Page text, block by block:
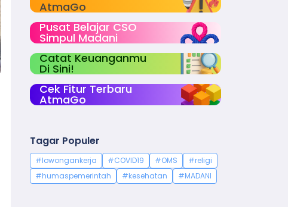
AtmaGo
Pusat Belajar CSO
Simpul Madani
Catat Keuanganmu
Di Sini!
Cek Fitur Terbaru
AtmaGo
Tagar Populer
#lowongankerja #COVID19 #OMS
#religi
#humaspemerintah
#kesehatan #MADANI